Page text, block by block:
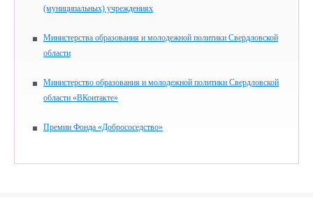
(муниципальных) учреждениях
Министерства образования и молодежной политики Свердловской
области
Министерство образования и молодежной политики Свердловской
области «ВКонтакте»
Премии Фонда «Добрососедство»